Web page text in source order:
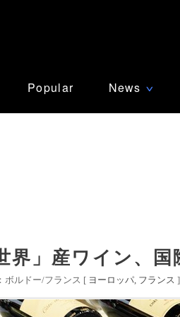
Popular News ∨
界」産ワイン、
ボルドー/フランス [ ヨーロッパ フランス ]